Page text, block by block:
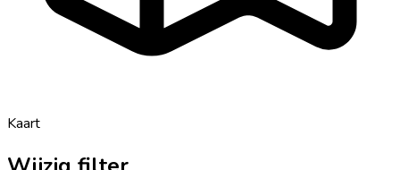
Kaart